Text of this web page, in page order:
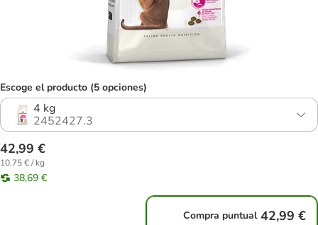
Escoge el producto (5 opciones)
4 kg
2452427.3
42,99 €
10,75 € / kg
38,69 €
Compra puntual 42,99 €